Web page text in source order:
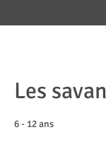
Les
6 - 12 ans